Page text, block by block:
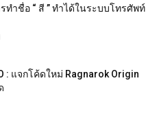
ทำชื่อ “ สี ” ทำได้ในระบบโทรศัพท์
: แจกโค้ดใหม่ Ragnarok Origin